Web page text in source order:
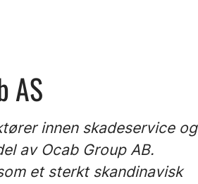
AS
innen skadeservice og
av Ocab Group AB.
et sterkt skandinavisk